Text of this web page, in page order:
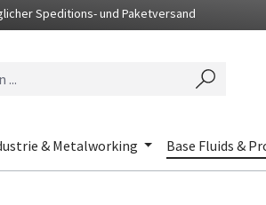
Speditions- und Paketversand
& Metalworking Base Fluids &